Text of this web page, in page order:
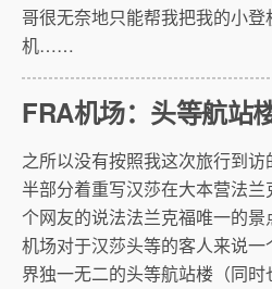
哥很无奈地只能帮我把我的小
机……
FRA机场：头等航站
之所以没有按照我这次旅行到
半部分着重写汉莎在大本营法
个网友的说法法兰克福唯一的
机场对于汉莎头等的客人来说
界独一无二的头等航站楼（同